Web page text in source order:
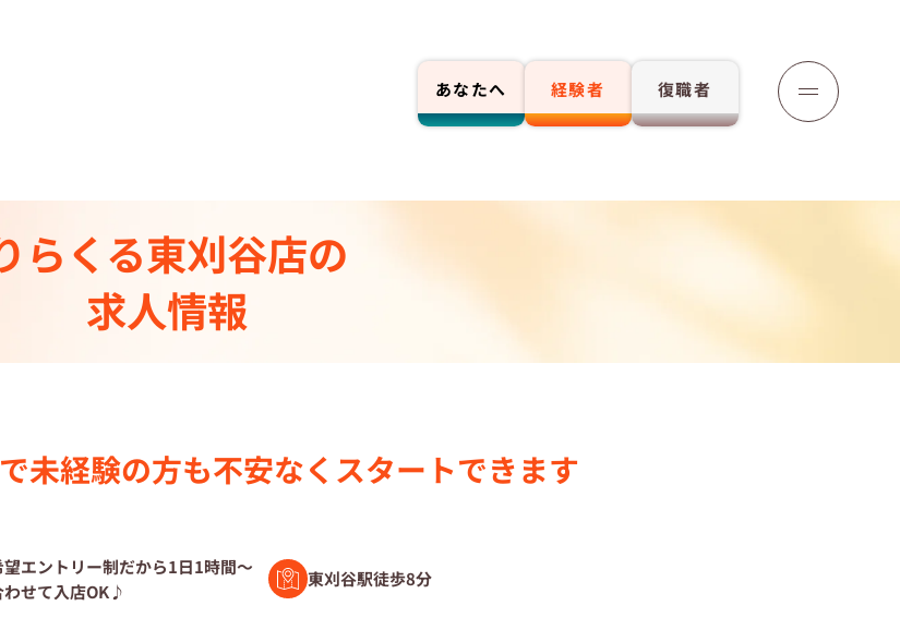
あなたへ 経験者 復職者
索
らくる東刈谷店の
求人情報
未経験の⽅も不安なく スタートできます
望エントリー制だから1日1時間～
わせて入店OK♪
東刈谷駅徒歩8分